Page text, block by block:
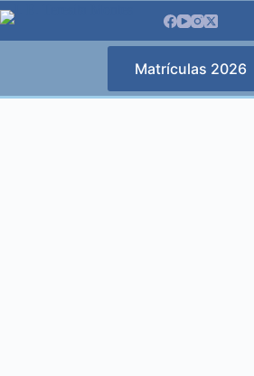
Saltar
al
contenido
Matrículas 2026